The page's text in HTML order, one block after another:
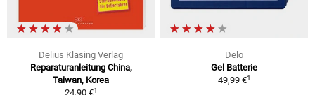
Delius Klasing Verlag
Reparaturanleitung China,
Taiwan, Korea
24,90 €1
Delo
Gel Batterie
49,99 €1